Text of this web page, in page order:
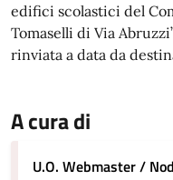
edifici scolastici del
Tomaselli di Via
rinviata a data da
A cura di
U.O. Webmaster /